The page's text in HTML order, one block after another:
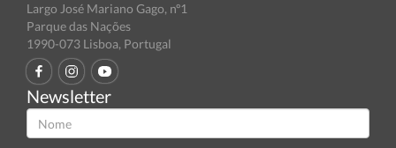
Largo José Mariano Gago, nº1
Parque das Nações
1990-073 Lisboa, Portugal
Newsletter